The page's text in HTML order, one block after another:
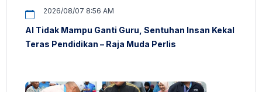
2026/08/07 8:56 AM
AI Tidak Mampu Ganti Guru, Sentuhan Insan Kekal
Teras Pendidikan – Raja Muda Perlis